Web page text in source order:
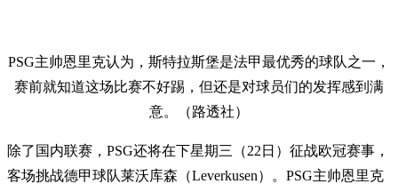
PSG主帅恩里克认为，斯特拉斯堡是法甲最优秀的球队之一，
赛前就知道这场比赛不好踢，但还是对球员们的发挥感到满
意。（路透社）
除了国内联赛，PSG还将在下星期三（22日）征战欧冠赛事，
客场挑战德甲球队莱沃库森（Leverkusen）。PSG主帅恩里克